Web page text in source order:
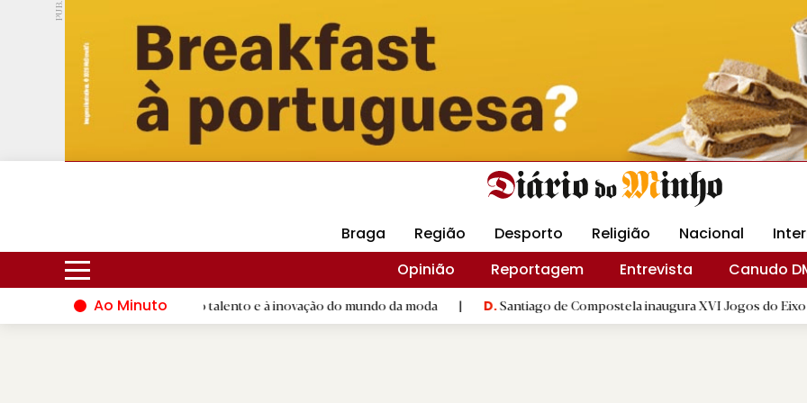
PUB.
Hoje 14ºC 31ºC DMtv Revista Minha Gráfica DM Livraria DM
Braga Região Desporto Religião Nacional
Opinião
Reportagem Entrevista
Canudo
Ao Minuto
dá palco ao talento e à inovação do mundo da moda | D.Santiago de Compostela inaugura XVI Jogos do Eixo Atlântico